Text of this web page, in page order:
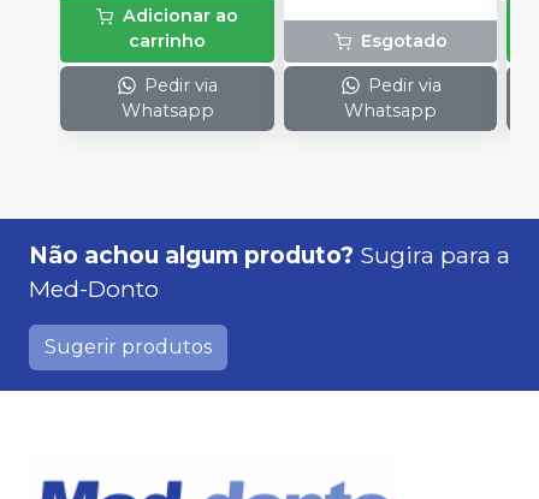
Adicionar ao
carrinho
Pedir via
Whatsapp
Esgotado
Pedir via
Whatsapp
Não achou algum produto? Sugira para a
Med-Donto
Sugerir produtos